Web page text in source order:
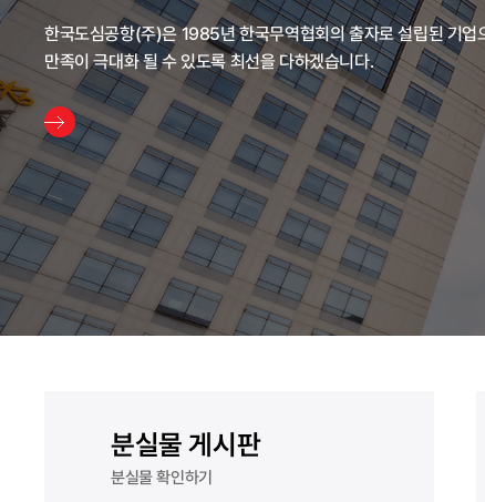
한국도심공항(주)은 1985년 한국무역협회의 출자로 설립된 기업
만족이 극대화 될 수 있도록 최선을 다하겠습니다.
분실물 게시판
분실물 확인하기